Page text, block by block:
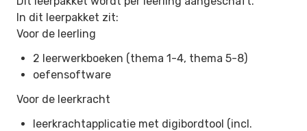
In dit leerpakket zit:
Voor de leerling
2 leerwerkboeken (thema 1-4, thema 5-8)
oefensoftware
Voor de leerkracht
leerkrachtapplicatie met digibordtool (incl.